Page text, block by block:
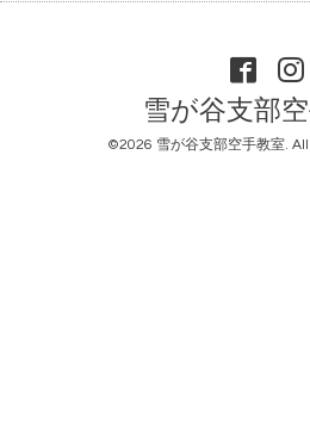
雪が谷支部
©2026 雪が谷支部空手教室.